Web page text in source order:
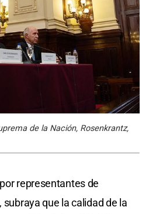
de la Nación, Rosenkrantz,
representantes de
que la calidad de la